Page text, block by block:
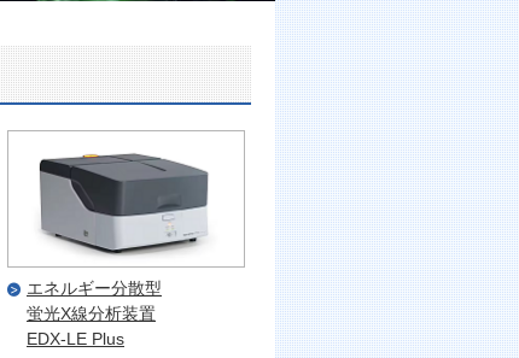
エネルギー分散型
蛍光X線分析装置
EDX-LE Plus